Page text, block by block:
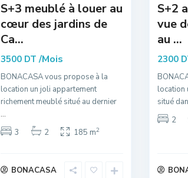
S+3 meublé à louer au
cœur des jardins de
Ca...
3500 DT/Mois
BONACASA vous propose à la
location un joli appartement
richement meublé situé au dernier
...
3
2 185 m2
BONACASA
S+2
vue
au ...
2300
location
situé
2